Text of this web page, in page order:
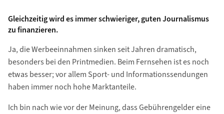
Gleichzeitig wird es immer schwieriger, guten Journalismus
zu finanzieren.
Ja, die Werbeeinnahmen sinken seit Jahren dramatisch,
besonders bei den Printmedien. Beim Fernsehen ist es noch
etwas besser; vor allem Sport- und Informationssendungen
haben immer noch hohe Marktanteile.
Ich bin nach wie vor der Meinung, dass Gebührengelder eine